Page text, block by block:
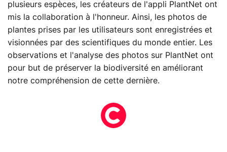
plusieurs espèces, les créateurs de l'appli PlantNet ont
mis la collaboration à l'honneur. Ainsi, les photos de
plantes prises par les utilisateurs sont enregistrées et
visionnées par des scientifiques du monde entier. Les
observations et l'analyse des photos sur PlantNet ont
pour but de préserver la biodiversité en améliorant
notre compréhension de cette dernière.